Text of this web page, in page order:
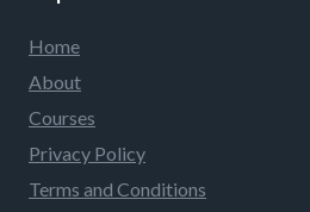
Home
About
Courses
Privacy Policy
Terms and Conditions